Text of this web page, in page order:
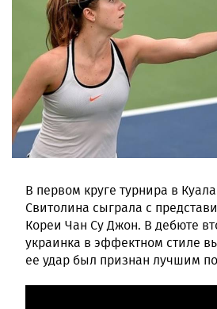
В первом круге турнира в
Свитолина сыграла с
Кореи Чан Су Джон. В дебюте
украинка в эффектном стиле
ее удар был признан лучшим